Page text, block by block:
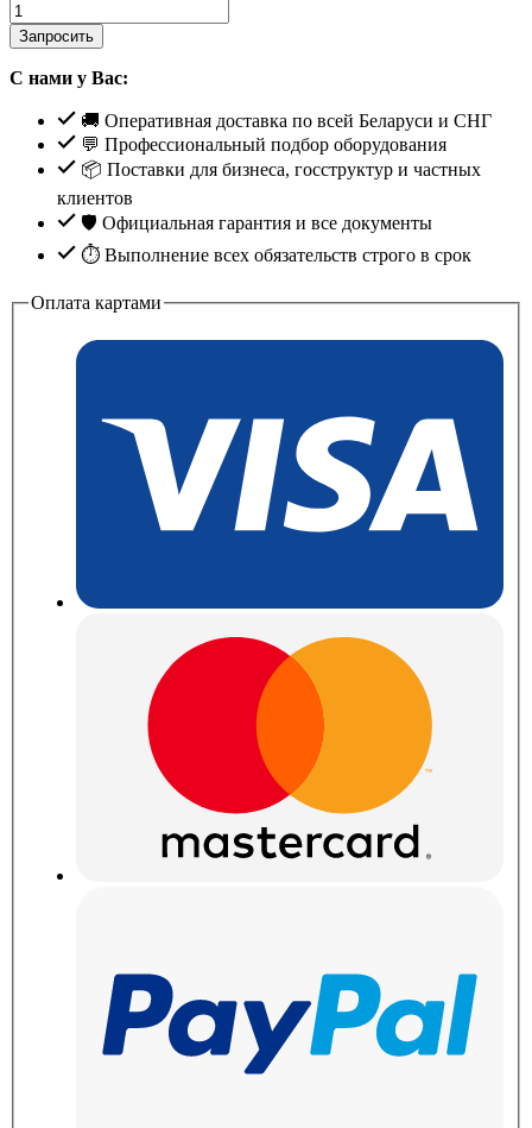
Запросить
С нами у Вас:
🚚 Оперативная доставка по всей Беларуси и СНГ
💬 Профессиональный подбор оборудования
📦 Поставки для бизнеса, госструктур и частных
клиентов
🛡️ Официальная гарантия и все документы
⏱ Выполнение всех обязательств строго в срок
Оплата картами